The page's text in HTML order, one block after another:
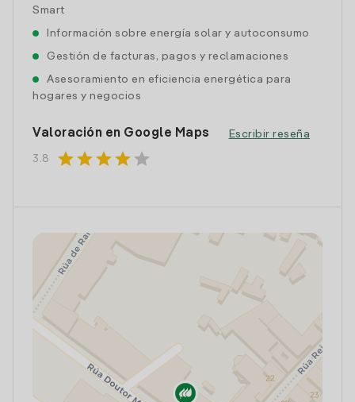
Smart
Información sobre energía solar y autoconsumo
Gestión de facturas, pagos y reclamaciones
Asesoramiento en eficiencia energética para
hogares y negocios
Valoración en Google Maps
3.8 starstarstarstar star
Escribir reseña